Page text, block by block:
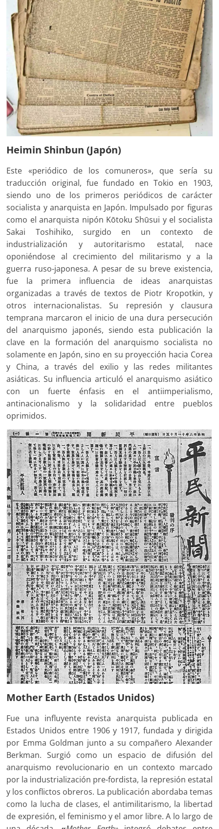
Heimin Shinbun (Japón)
Este «periódico de los comuneros», que sería su
traducción original, fue fundado en Tokio en 1903,
siendo uno de los primeros periódicos de carácter
socialista y anarquista en Japón. Impulsado por figuras
como el anarquista nipón Kōtoku Shūsui y el socialista
Sakai Toshihiko, surgido en un contexto de
industrialización y autoritarismo estatal, nace
oponiéndose al crecimiento del militarismo y a la
guerra ruso-japonesa. A pesar de su breve existencia,
fue la primera influencia de ideas anarquistas
organizadas a través de textos de Piotr Kropotkin, y
otros internacionalistas. Su represión y clausura
temprana marcaron el inicio de una dura persecución
del anarquismo japonés, siendo esta publicación la
clave en la formación del anarquismo socialista no
solamente en Japón, sino en su proyección hacia Corea
y China, a través del exilio y las redes militantes
asiáticas. Su influencia articuló el anarquismo asiático
con un fuerte énfasis en el antiimperialismo,
antinacionalismo y la solidaridad entre pueblos
oprimidos.
Mother Earth (Estados Unidos)
Fue una influyente revista anarquista publicada en
Estados Unidos entre 1906 y 1917, fundada y dirigida
por Emma Goldman junto a su compañero Alexander
Berkman. Surgió como un espacio de difusión del
anarquismo revolucionario en un contexto marcado
por la industrialización pre-fordista, la represión estatal
y los conflictos obreros. La publicación abordaba temas
como la lucha de clases, el antimilitarismo, la libertad
de expresión, el feminismo y el amor libre. A lo largo de